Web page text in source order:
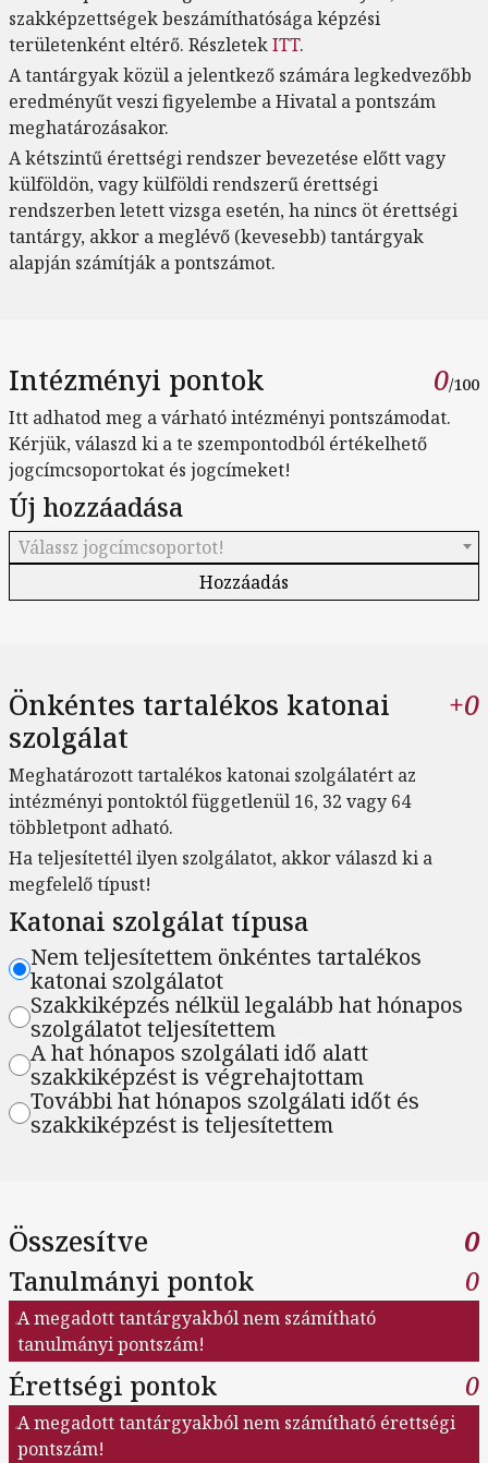
szakképzettségek beszámíthatósága képzési
területenként eltérő. RészletekITT.
A tantárgyak közül a jelentkező számára legkedvezőbb
eredményűt veszi figyelembe a Hivatal a pontszám
meghatározásakor.
A kétszintű érettségi rendszer bevezetése előtt vagy
külföldön, vagy külföldi rendszerű érettségi
rendszerben letett vizsga esetén, ha nincs öt érettségi
tantárgy, akkor a meglévő (kevesebb) tantárgyak
alapján számítják a pontszámot.
Intézményi pontok 0/100
Itt adhatod meg a várható intézményi pontszámodat.
Kérjük, válaszd ki a te szempontodból értékelhető
jogcímcsoportokat és jogcímeket!
Új hozzáadása
Válassz jogcímcsoportot!
Önkéntes tartalékos katonai
szolgálat
+0
Meghatározott tartalékos katonai szolgálatért az
intézményi pontoktól függetlenül 16, 32 vagy 64
többletpont adható.
Ha teljesítettél ilyen szolgálatot, akkor válaszd ki a
megfelelő típust!
Katonai szolgálat típusa
Nem teljesítettem önkéntes tartalékos
katonai szolgálatot
Szakkiképzés nélkül legalább hat hónapos
szolgálatot teljesítettem
A hat hónapos szolgálati idő alatt
szakkiképzést is végrehajtottam
További hat hónapos szolgálati időt és
szakkiképzést is teljesítettem
Összesítve 0
Tanulmányi pontok 0
A megadott tantárgyakból nem számítható
tanulmányi pontszám!
Érettségi pontok 0
A megadott tantárgyakból nem számítható érettségi
pontszám!